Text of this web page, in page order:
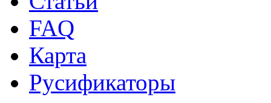
FAQ
Карта
Русификаторы